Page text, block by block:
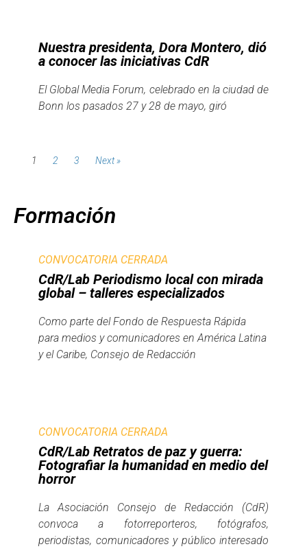
Nuestra presidenta, Dora Montero, dió
a conocer las iniciativas CdR
El Global Media Forum, celebrado en la ciudad de
Bonn los pasados 27 y 28 de mayo, giró
1 2 3 Next »
Formación
CONVOCATORIA CERRADA
CdR/Lab Periodismo local con mirada
global – talleres especializados
Como parte del Fondo de Respuesta Rápida
para medios y comunicadores en América Latina
y el Caribe, Consejo de Redacción
CONVOCATORIA CERRADA
CdR/Lab Retratos de paz y guerra:
Fotografiar la humanidad en medio del
horror
La Asociación Consejo de Redacción (CdR)
convoca a fotorreporteros, fotógrafos,
periodistas, comunicadores y público interesado